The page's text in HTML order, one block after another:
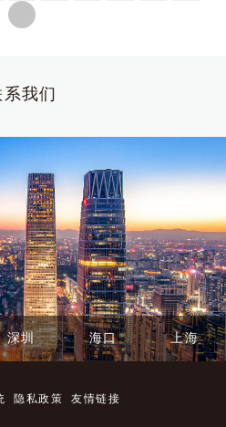
系我们
深圳 海口 上海
隐私政策 友情链接